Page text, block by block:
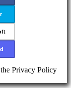
Privacy Policy